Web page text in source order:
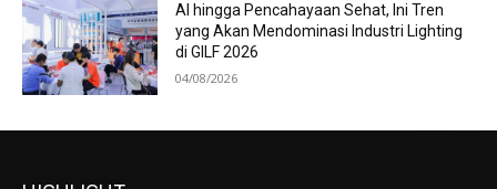
AI hingga Pencahayaan Sehat, Ini Tren
yang Akan Mendominasi Industri Lighting
di GILF 2026
04/08/2026